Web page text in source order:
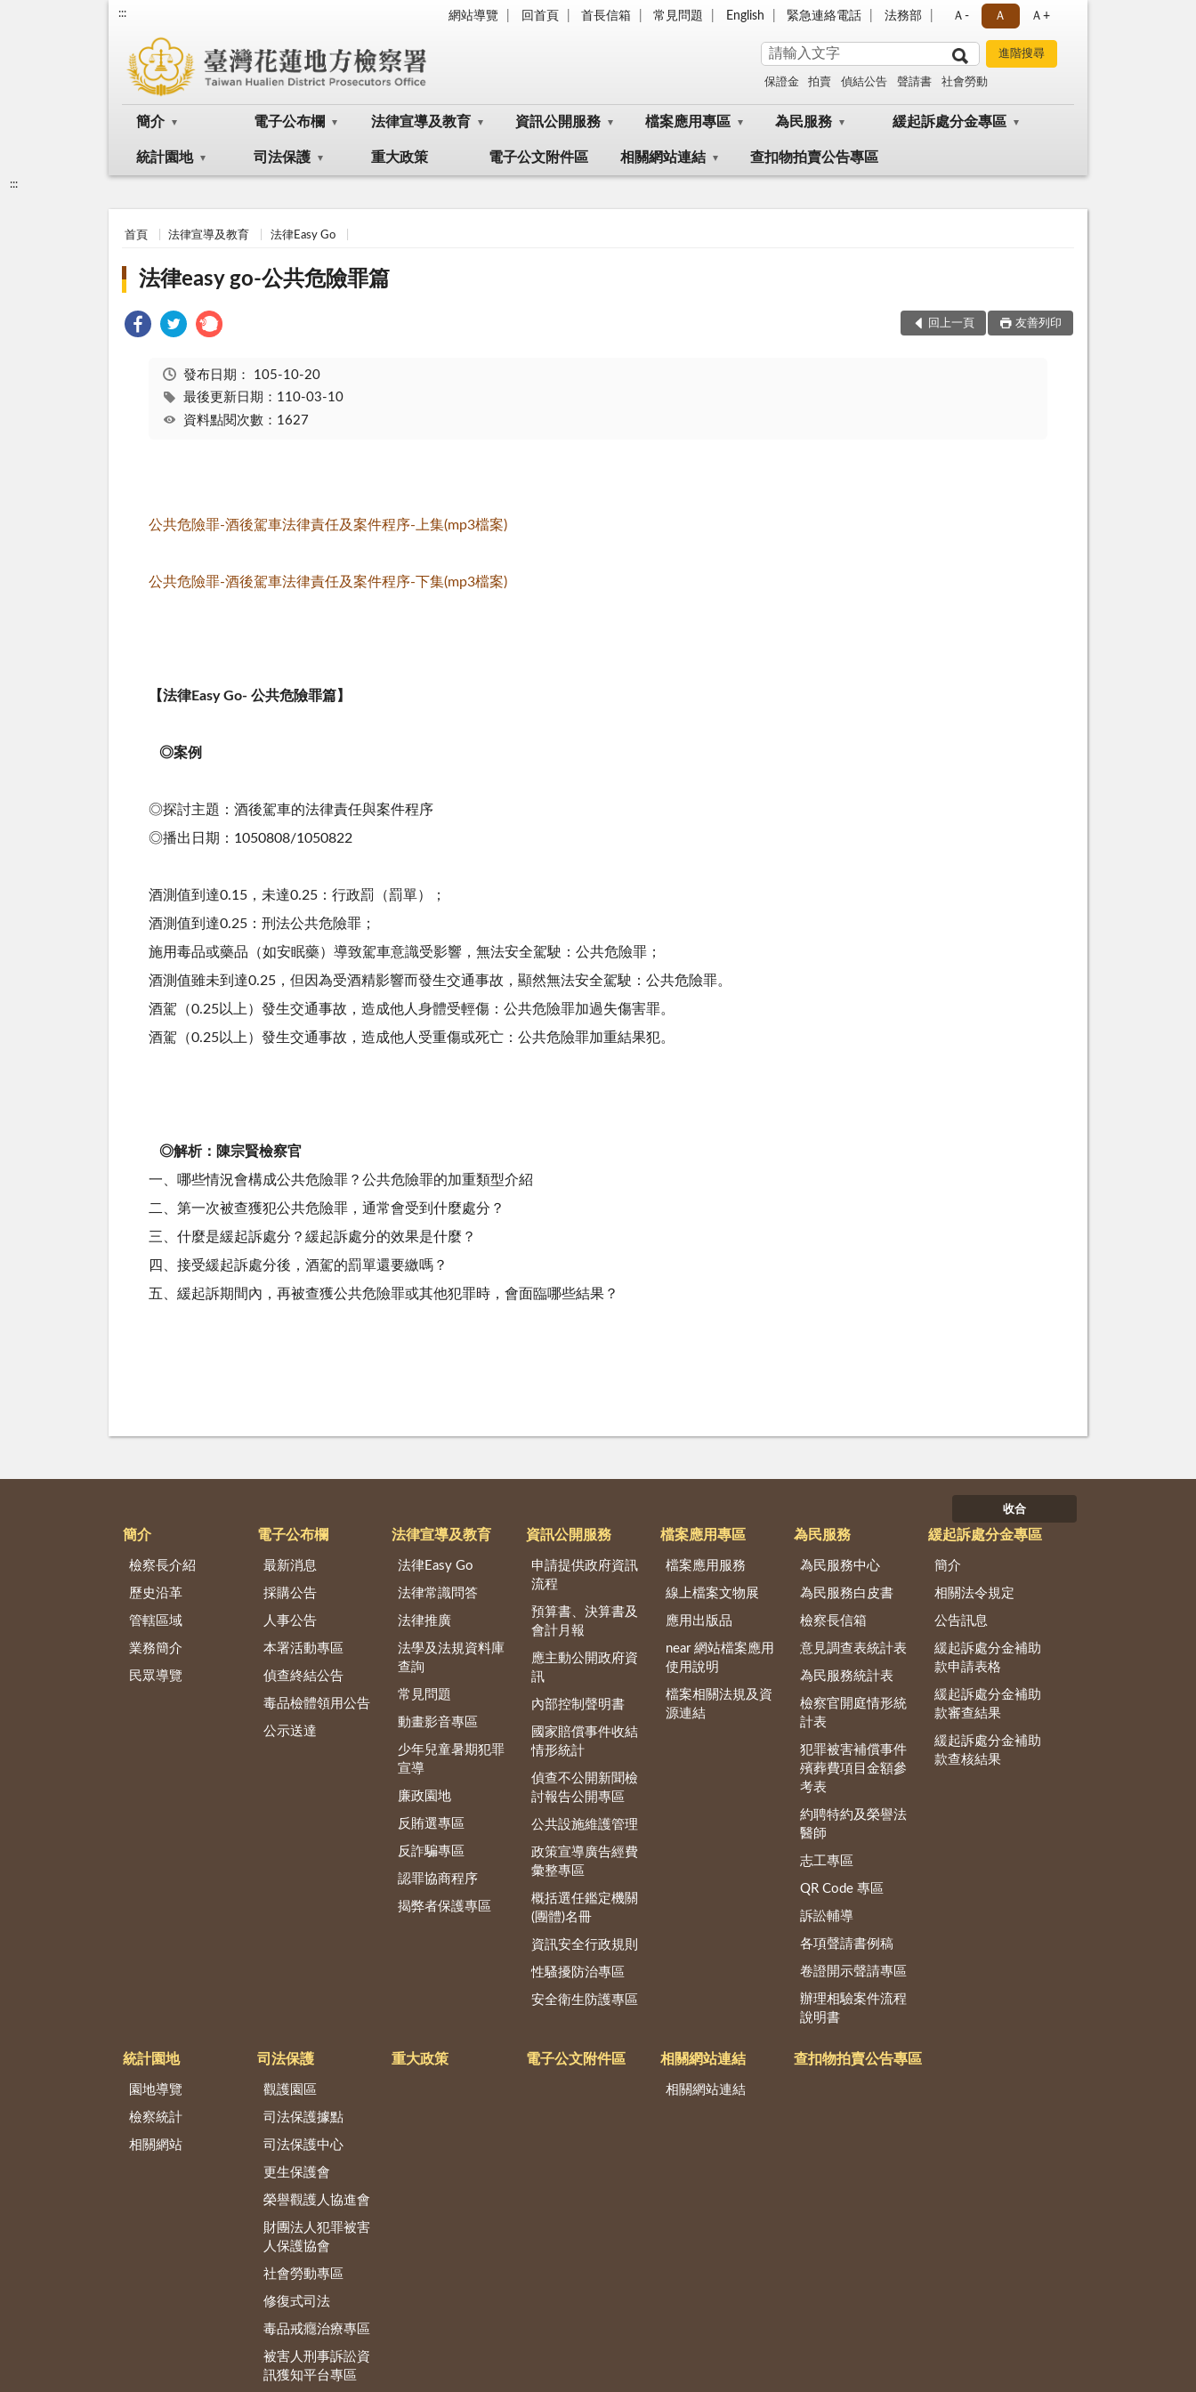
::: 網站導覽 回首頁 首長信箱 常見問題 English 緊急連絡電話 法務部 Ａ- Ａ Ａ+
保證金 拍賣 偵結公告 聲請書 社會勞動
簡介 電子公布欄 法律宣導及教育 資訊公開服務 檔案應用專區 為民服務 緩起訴處分金專區
統計園地 司法保護 重大政策 電子公文附件區 相關網站連結 查扣物拍賣公告專區
:::
首頁 法律宣導及教育 法律Easy Go
法律easy go-公共危險罪篇
回上一頁 友善列印
發布日期： 105-10-20
最後更新日期：110-03-10
資料點閱次數：1627
公共危險罪-酒後駕車法律責任及案件程序-上集(mp3檔案)
公共危險罪-酒後駕車法律責任及案件程序-下集(mp3檔案)
【法律Easy Go- 公共危險罪篇】
◎案例
◎探討主題：酒後駕車的法律責任與案件程序
◎播出日期：1050808/1050822
酒測值到達0.15，未達0.25：行政罰（罰單）；
酒測值到達0.25：刑法公共危險罪；
施用毒品或藥品（如安眠藥）導致駕車意識受影響，無法安全駕駛：公共危險罪；
酒測值雖未到達0.25，但因為受酒精影響而發生交通事故，顯然無法安全駕駛：公共危險罪。
酒駕（0.25以上）發生交通事故，造成他人身體受輕傷：公共危險罪加過失傷害罪。
酒駕（0.25以上）發生交通事故，造成他人受重傷或死亡：公共危險罪加重結果犯。
◎解析：陳宗賢檢察官
一、哪些情況會構成公共危險罪？公共危險罪的加重類型介紹
二、第一次被查獲犯公共危險罪，通常會受到什麼處分？
三、什麼是緩起訴處分？緩起訴處分的效果是什麼？
四、接受緩起訴處分後，酒駕的罰單還要繳嗎？
五、緩起訴期間內，再被查獲公共危險罪或其他犯罪時，會面臨哪些結果？
收合
簡介
檢察長介紹
歷史沿革
管轄區域
業務簡介
民眾導覽
電子公布欄
最新消息
採購公告
人事公告
本署活動專區
偵查終結公告
毒品檢體領用公告
公示送達
法律宣導及教育
法律Easy Go
法律常識問答
法律推廣
法學及法規資料庫
查詢
常見問題
動畫影音專區
少年兒童暑期犯罪
宣導
廉政園地
反賄選專區
反詐騙專區
認罪協商程序
揭弊者保護專區
資訊公開服務
申請提供政府資訊
流程
預算書、決算書及
會計月報
應主動公開政府資
訊
內部控制聲明書
國家賠償事件收結
情形統計
偵查不公開新聞檢
討報告公開專區
公共設施維護管理
政策宣導廣告經費
彙整專區
概括選任鑑定機關
(團體)名冊
資訊安全行政規則
性騷擾防治專區
安全衛生防護專區
檔案應用專區
檔案應用服務
線上檔案文物展
應用出版品
near 網站檔案應用
使用說明
檔案相關法規及資
源連結
為民服務
為民服務中心
為民服務白皮書
檢察長信箱
意見調查表統計表
為民服務統計表
檢察官開庭情形統
計表
犯罪被害補償事件
殯葬費項目金額參
考表
約聘特約及榮譽法
醫師
志工專區
QR Code 專區
訴訟輔導
各項聲請書例稿
卷證開示聲請專區
辦理相驗案件流程
說明書
緩起訴處分金專區
簡介
相關法令規定
公告訊息
緩起訴處分金補助
款申請表格
緩起訴處分金補助
款審查結果
緩起訴處分金補助
款查核結果
統計園地
園地導覽
檢察統計
相關網站
司法保護
觀護園區
司法保護據點
司法保護中心
更生保護會
榮譽觀護人協進會
財團法人犯罪被害
人保護協會
社會勞動專區
修復式司法
毒品戒癮治療專區
被害人刑事訴訟資
訊獲知平台專區
重大政策 電子公文附件區 相關網站連結
相關網站連結
查扣物拍賣公告專區